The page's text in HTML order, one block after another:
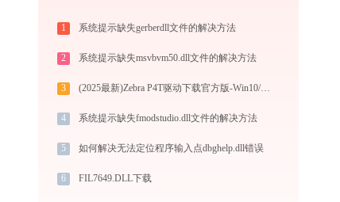
1 系统提示缺失gerberdll文件的解决方法
2 系统提示缺失msvbvm50.dll文件的解决方法
3 (2025最新)Zebra P4T驱动下载官方版-Win10/Win11兼容
4 系统提示缺失fmodstudio.dll文件的解决方法
5 如何解决无法定位程序输入点dbghelp.dll错误
6 FIL7649.DLL下载